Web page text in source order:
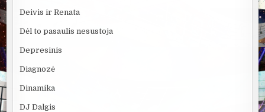
Deivis ir Renata
Dėl to pasaulis nesustoja
Depresinis
Diagnozė
Dinamika
DJ Dalgis